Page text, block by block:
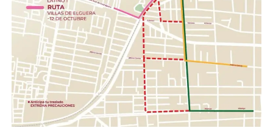
cascos, pilas.
Con esta acción, el Gobierno de la Gente, a través del
Sistema DIF Estatal Guanajuato y el Voluntariado de la
Gente, fortalece los valores de solidaridad, empatía y
unión entre las familias guanajuatenses, impulsando una
red de apoyo que permita llevar esperanza y ayuda a
quienes hoy enfrentan una de las situaciones más
complejas de su historia reciente.